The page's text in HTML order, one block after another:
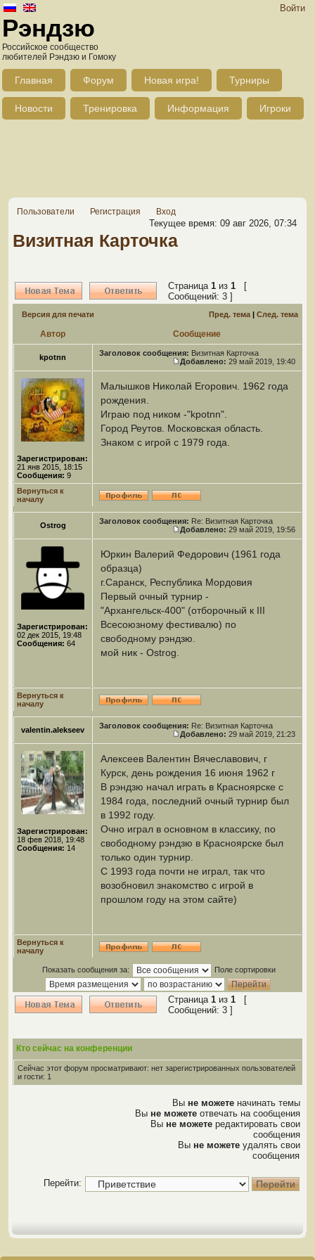
Войти
Рэндзю
Российское сообщество
любителей Рэндзю и Гомоку
Главная Форум Новая игра! Турниры
Новости Тренировка Информация Игроки
Пользователи Регистрация Вход
Текущее время: 09 авг 2026, 07:34
Визитная Карточка
Страница 1 из 1 [
Сообщений: 3 ]
Версия для печати Пред. тема | След. тема
Автор Сообщение
kpotnn Заголовок сообщения: Визитная Карточка
Добавлено: 29 май 2019, 19:40
Зарегистрирован:
21 янв 2015, 18:15
Сообщения: 9
Малышков Николай Егорович. 1962 года
рождения.
Играю под ником -"kpotnn".
Город Реутов. Московская область.
Знаком с игрой с 1979 года.
Вернуться к
началу
Ostrog Заголовок сообщения: Re: Визитная Карточка
Добавлено: 29 май 2019, 19:56
Зарегистрирован:
02 дек 2015, 19:48
Сообщения: 64
Юркин Валерий Федорович (1961 года
образца)
г.Саранск, Республика Мордовия
Первый очный турнир -
"Архангельск-400" (отборочный к III
Всесоюзному фестивалю) по
свободному рэндзю.
мой ник - Ostrog.
Вернуться к
началу
valentin.alekseev Заголовок сообщения: Re: Визитная Карточка
Добавлено: 29 май 2019, 21:23
Зарегистрирован:
18 фев 2018, 19:48
Сообщения: 14
Алексеев Валентин Вячеславович, г
Курск, день рождения 16 июня 1962 г
В рэндзю начал играть в Красноярске с
1984 года, последний очный турнир был
в 1992 году.
Очно играл в основном в классику, по
свободному рэндзю в Красноярске был
только один турнир.
С 1993 года почти не играл, так что
возобновил знакомство с игрой в
прошлом году на этом сайте)
Вернуться к
началу
Показать сообщения за: Поле сортировки
Страница 1 из 1 [
Сообщений: 3 ]
Кто сейчас на конференции
Сейчас этот форум просматривают: нет зарегистрированных пользователей
и гости: 1
Вы не можете начинать темы
Вы не можете отвечать на сообщения
Вы не можете редактировать свои
сообщения
Вы не можете удалять свои
сообщения
Перейти: